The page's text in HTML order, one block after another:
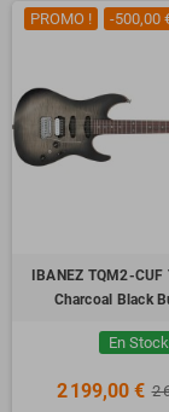
PROMO ! -500,00
IBANEZ TQM2-
Charcoal Black
En Stock
2 199,00 € 2